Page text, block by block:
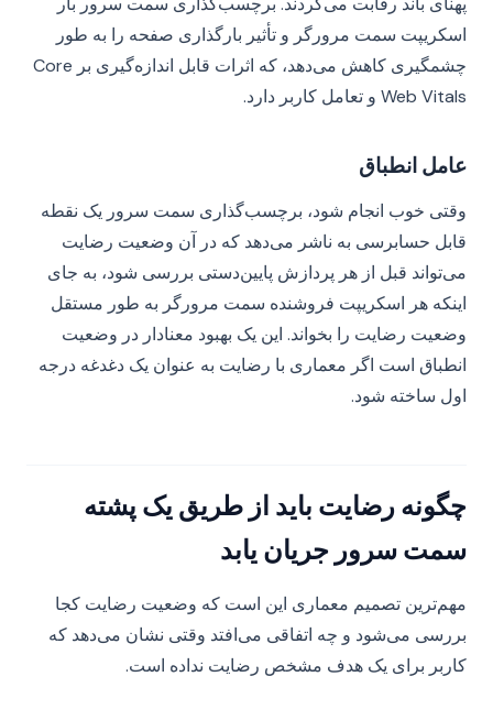
اسکریپت سمت مرورگر و تأثیر بارگذاری صفحه را به طور
چشمگیری کاهش می‌دهد، که اثرات قابل اندازه‌گیری بر Core
Web Vitals و تعامل کاربر دارد.
عامل انطباق
وقتی خوب انجام شود، برچسب‌گذاری سمت سرور یک نقطه
قابل حسابرسی به ناشر می‌دهد که در آن وضعیت رضایت
می‌تواند قبل از هر پردازش پایین‌دستی بررسی شود، به جای
اینکه هر اسکریپت فروشنده سمت مرورگر به طور مستقل
وضعیت رضایت را بخواند. این یک بهبود معنادار در وضعیت
انطباق است اگر معماری با رضایت به عنوان یک دغدغه درجه
اول ساخته شود.
چگونه رضایت باید از طریق یک پشته
سمت سرور جریان یابد
مهم‌ترین تصمیم معماری این است که وضعیت رضایت کجا
بررسی می‌شود و چه اتفاقی می‌افتد وقتی نشان می‌دهد که
کاربر برای یک هدف مشخص رضایت نداده است.